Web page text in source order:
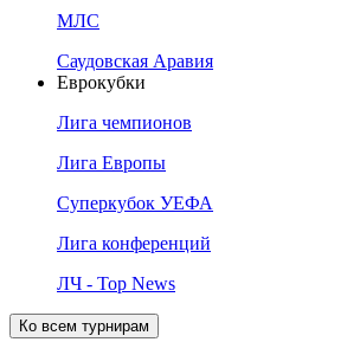
МЛС
Саудовская Аравия
Еврокубки
Лига чемпионов
Лига Европы
Суперкубок УЕФА
Лига конференций
ЛЧ - Top News
Ко всем турнирам